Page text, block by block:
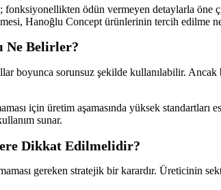
ödün vermeyen detaylarla öne
Hanoğlu Concept ürünlerinin tercih edilme
Ne Belirler?
boyunca sorunsuz şekilde kullanılabilir. Ancak
için üretim aşamasında yüksek
sunar.
Dikkat Edilmelidir?
gereken stratejik bir karardır. Üreticinin